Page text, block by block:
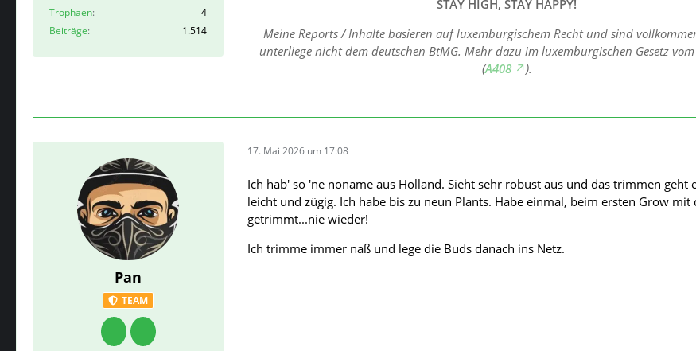
Trophäen
4
Beiträge
1.514
STAY HIGH, STAY HAPPY!
Meine Reports / Inhalte basieren auf luxemburgischem Recht und sind
unterliege nicht dem deutschen BtMG. Mehr dazu im luxemburgischen Gesetz
(A408 ).
Pan
TEAM
17. Mai 2026 um 17:08
Ich hab' so 'ne noname aus Holland. Sieht sehr robust aus und das trimmen geht
leicht und zügig. Ich habe bis zu neun Plants. Habe einmal, beim ersten Grow mit
getrimmt...nie wieder!
Ich trimme immer naß und lege die Buds danach ins Netz.